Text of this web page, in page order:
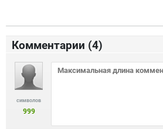
Комментарии (4)
символов
999